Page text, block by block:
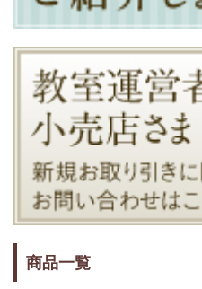
商品一覧